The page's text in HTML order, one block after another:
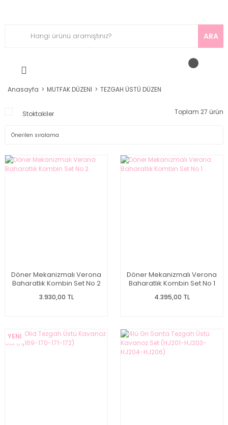
ARA
Anasayfa MUTFAK DÜZENİ TEZGAH ÜSTÜ DÜZEN
Stoktakiler Toplam 27 ürün
Döner Mekanizmalı Verona
Baharatlık Kombin Set No 2
3.930,00 TL
Döner Mekanizmalı Verona
Baharatlık Kombin Set No 1
4.395,00 TL
YENİ